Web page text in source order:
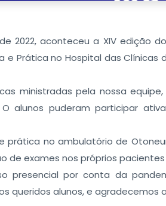
2022, aconteceu a XIV edição
e Prática no Hospital das Clínicas
ministradas pela nossa
alunos puderam participar
no ambulatório de
de exames nos próprios pacientes
presencial por conta da
queridos alunos, e agradecemos